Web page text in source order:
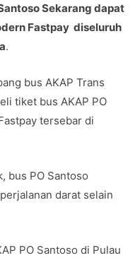
Sekarang dapat
Fastpay diseluruh
.
bus AKAP Trans
tiket bus AKAP PO
tersebar di
bus PO Santoso
darat selain
PO Santoso di Pulau